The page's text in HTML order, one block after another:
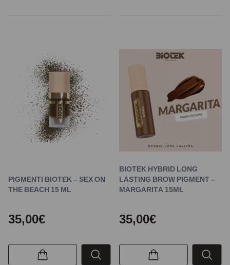
PIGMENTI BIOTEK – SEX ON
THE BEACH 15 ML
35,00€
BIOTEK HYBRID LONG
LASTING BROW PIGMENT –
MARGARITA 15ML
35,00€